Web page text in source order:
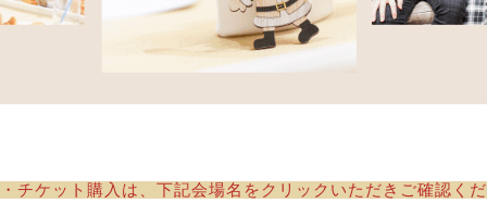
チケット購入は、下記会場名をクリックいただきご確認く